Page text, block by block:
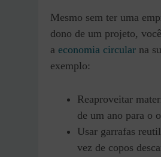
Mesmo sem ter uma
dono de um projeto,
a economia circular na
exemplo:
Reaproveitar
de um ano para o
Usar garrafas
vez de copos